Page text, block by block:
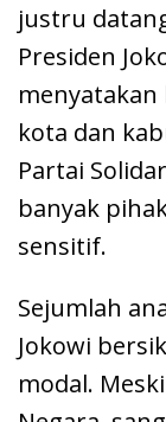
justru
Presiden
kota dan
Partai
banyak
sensitif.
Sejumlah
Jokowi
modal.